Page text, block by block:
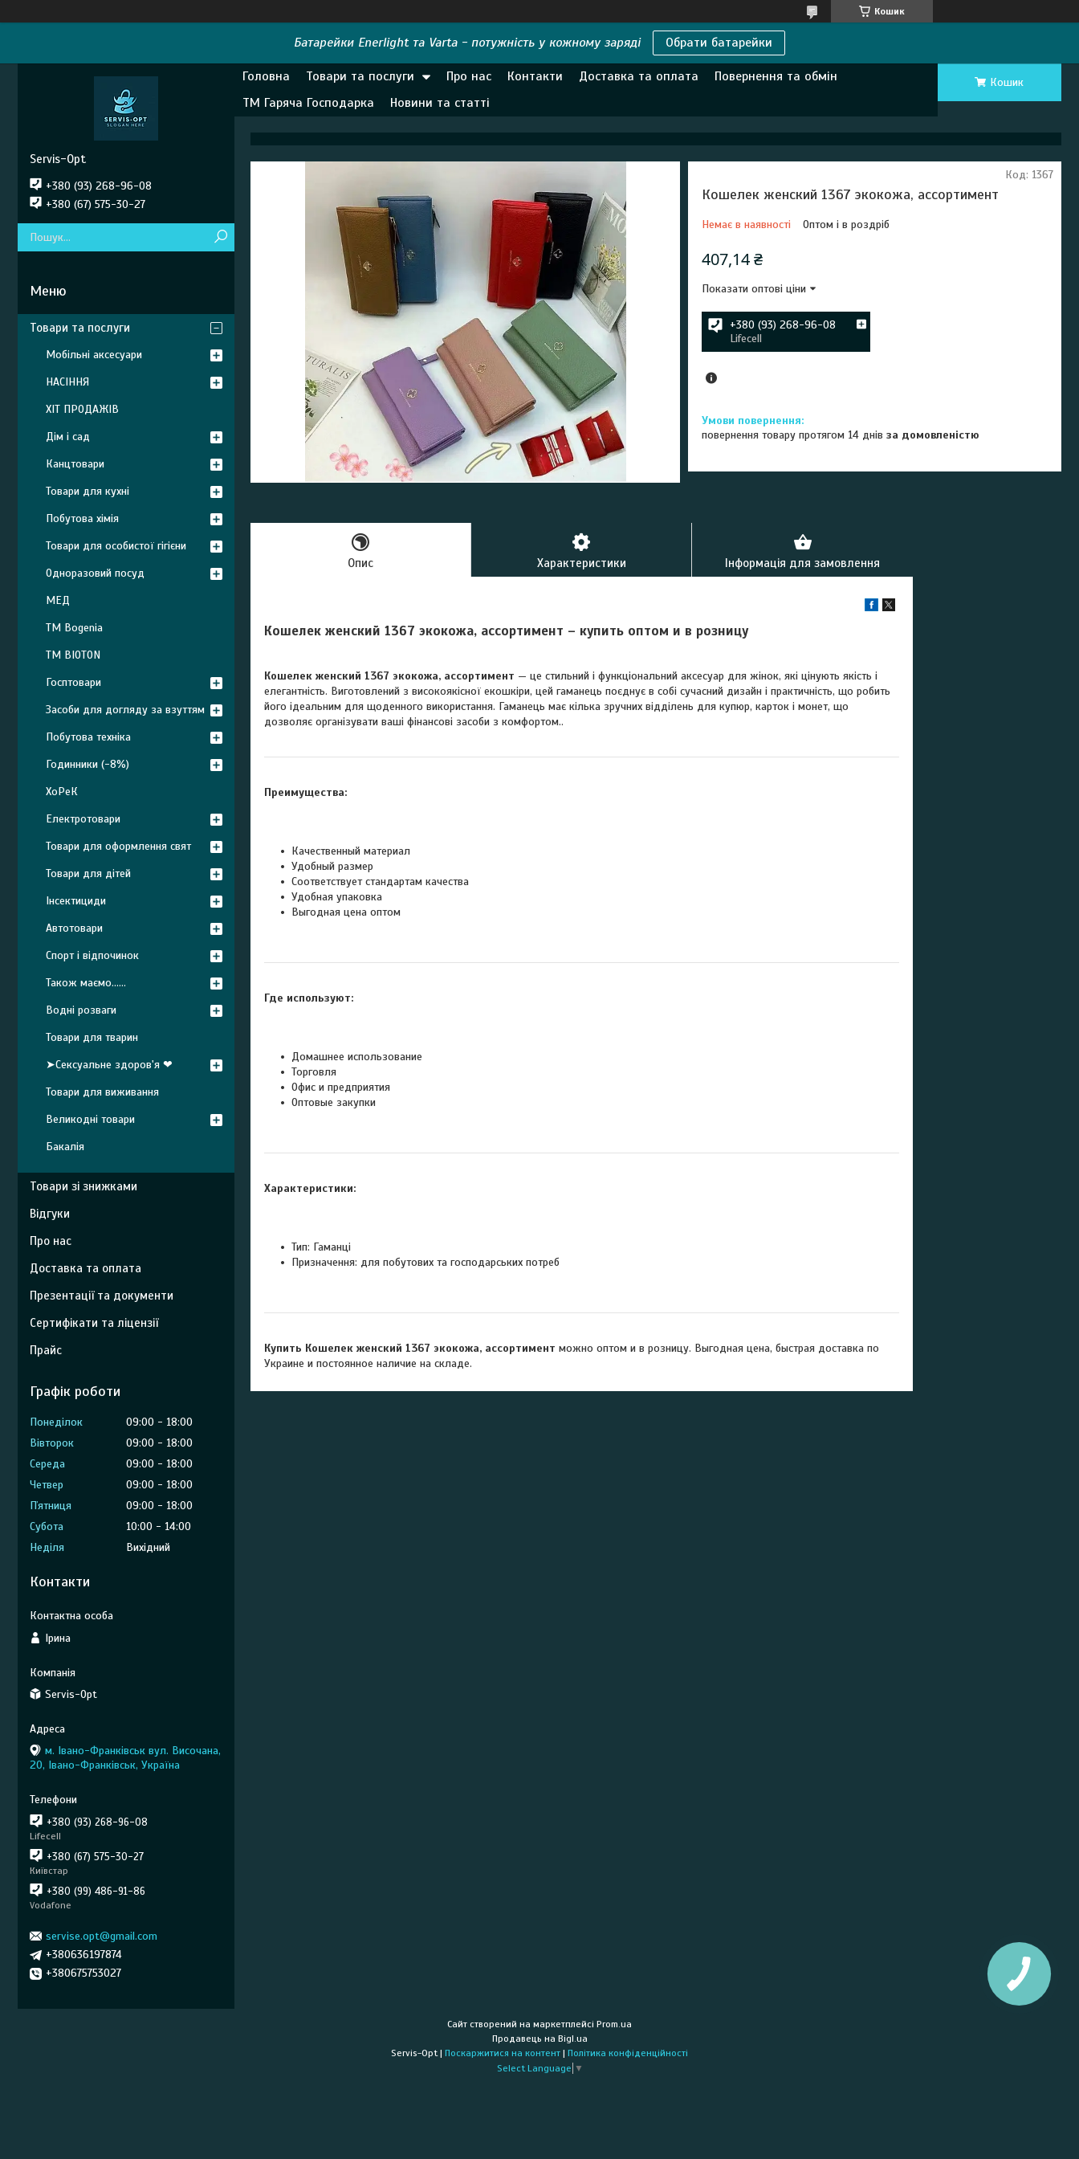
Кошик
Батарейки Enerlight та Varta - потужність у кожному заряді Обрати батарейки
Головна Товари та послуги Про нас Контакти Доставка та оплата
Повернення та обмін
ТМ Гаряча Господарка
Новини та статті
Кошик
Кошелек женский 1367 экокожа, ассортимент
Немає в наявності Оптом і в роздріб
Код: 1367
407,14 ₴
Показати оптові ціни
+380 (93) 268-96-08
Lifecell
повернення товару протягом 14 днівза домовленістю
Опис Характеристики Інформація для замовлення
Кошелек женский 1367 экокожа, ассортимент – купить оптом и в розницу
Кошелек женский 1367 экокожа, ассортимент — це стильний і функціональний аксесуар для жінок, які цінують якість і
елегантність. Виготовлений з високоякісної екошкіри, цей гаманець поєднує в собі сучасний дизайн і практичність, що робить
його ідеальним для щоденного використання. Гаманець має кілька зручних відділень для купюр, карток і монет, що
дозволяє організувати ваші фінансові засоби з комфортом..
Преимущества:
Качественный материал
Удобный размер
Соответствует стандартам качества
Удобная упаковка
Выгодная цена оптом
Где используют:
Домашнее использование
Торговля
Офис и предприятия
Оптовые закупки
Характеристики:
Тип: Гаманці
Призначення: для побутових та господарських потреб
Купить Кошелек женский 1367 экокожа, ассортимент можно оптом и в розницу. Выгодная цена, быстрая доставка по
Украине и постоянное наличие на складе.
Servis-Opt
+380 (93) 268-96-08
+380 (67) 575-30-27
Товари та послуги
Мобільні аксесуари
НАСІННЯ
ХІТ ПРОДАЖІВ
Дім і сад
Канцтовари
Товари для кухні
Побутова хімія
Товари для особистої гігієни
Одноразовий посуд
МЕД
ТМ Bogenia
ТМ BIOTON
Госптовари
Засоби для догляду за взуттям
Побутова техніка
Годинники (-8%)
ХоРеК
Електротовари
Товари для оформлення свят
Товари для дітей
Інсектициди
Автотовари
Спорт і відпочинок
Також маємо......
Водні розваги
Товари для тварин
➤Сексуальне здоров'я ❤
Товари для виживання
Великодні товари
Бакалія
Товари зі знижками
Відгуки
Про нас
Доставка та оплата
Презентації та документи
Сертифікати та ліцензії
Прайс
Графік роботи
Понеділок 09:00
18:00
Вівторок
09:00
18:00
Середа
09:00
18:00
Четвер
09:00
18:00
Пʼятниця
09:00
18:00
Субота
10:00
14:00
Неділя
Вихідний
Контакти
Ірина
Servis-Opt
м. Івано-Франківськ вул. Височана,
20, Івано-Франківськ, Україна
+380 (93) 268-96-08
Lifecell
+380 (67) 575-30-27
Київстар
+380 (99) 486-91-86
Vodafone
servise.opt@gmail.com
+380636197874
+380675753027
Сайт створений на маркетплейсі Prom.ua
Продавець на Bigl.ua
Servis-Opt | Поскаржитися на контент | Політика конфіденційності
Select Language ▼